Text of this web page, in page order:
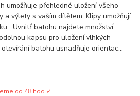
umožňuje přehledné uložení všeho
a výlety s vaším dítětem. Klipy umožňují
Uvnitř batohu najdete množství
kapsu pro uložení vlhkých
batohu usnadňuje orientac...
do 48 hod ✓